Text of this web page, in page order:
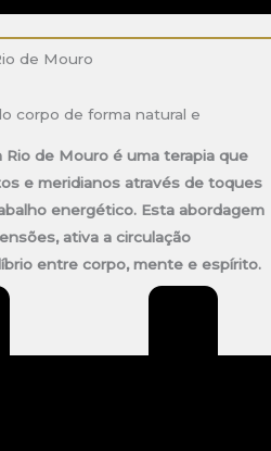
de Mouro
corpo de forma natural e
de Mouro é uma terapia que
e meridianos através de toques
energético. Esta abordagem
ativa a circulação
entre corpo, mente e espírito.